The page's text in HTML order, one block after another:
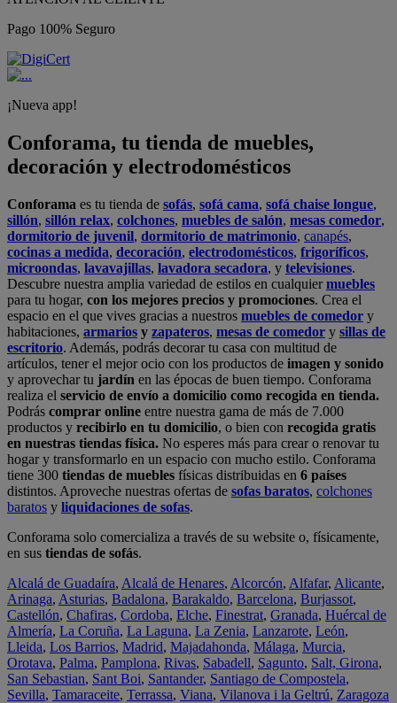
Pago 100% Seguro
¡Nueva app!
Conforama, tu tienda de muebles,
decoración y electrodomésticos
Conforama es tu tienda de sofás, sofá cama, sofá chaise longue,
sillón, sillón relax, colchones, muebles de salón, mesas comedor,
dormitorio de juvenil, dormitorio de matrimonio, canapés,
cocinas a medida, decoración, electrodomésticos, frigoríficos,
microondas, lavavajillas, lavadora secadora, y televisiones.
Descubre nuestra amplia variedad de estilos en cualquiermuebles
para tu hogar, con los mejores precios y promociones. Crea el
espacio en el que vives gracias a nuestros muebles de comedor y
habitaciones, armarios y zapateros, mesas de comedor y sillas de
escritorio. Además, podrás decorar tu casa con multitud de
artículos, tener el mejor ocio con los productos de imagen y sonido
y aprovechar tu jardín en las épocas de buen tiempo. Conforama
realiza el servicio de envío a domicilio como recogida en tienda.
Podrás comprar online entre nuestra gama de más de 7.000
productos y recibirlo en tu domicilio, o bien con recogida gratis
en nuestras tiendas física. No esperes más para crear o renovar tu
hogar y transformarlo en un espacio con mucho estilo. Conforama
tiene 300 tiendas de muebles físicas distribuidas en 6 países
distintos. Aproveche nuestras ofertas de sofas baratos, colchones
baratos y liquidaciones de sofas.
Conforama solo comercializa a través de su website o, físicamente,
en sus tiendas de sofás.
Alcalá de Guadaíra, Alcalá de Henares, Alcorcón, Alfafar, Alicante,
Arinaga, Asturias, Badalona, Barakaldo, Barcelona, Burjassot,
Castellón, Chafiras, Cordoba, Elche, Finestrat, Granada, Huércal de
Almería, La Coruña, La Laguna, La Zenia, Lanzarote, León,
Lleida, Los Barrios, Madrid, Majadahonda, Málaga, Murcia,
Orotava, Palma, Pamplona, Rivas, Sabadell, Sagunto, Salt, Girona,
San Sebastian, Sant Boi, Santander, Santiago de Compostela,
Sevilla, Tamaraceite, Terrassa, Viana, Vilanova i la Geltrú, Zaragoza